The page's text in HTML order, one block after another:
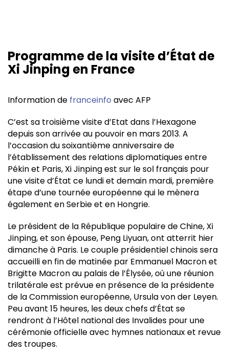
Programme de la visite d’État de
Xi Jinping en France
Information de franceinfo avec AFP
C’est sa troisième visite d’Etat dans l’Hexagone
depuis son arrivée au pouvoir en mars 2013. A
l’occasion du soixantième anniversaire de
l’établissement des relations diplomatiques entre
Pékin et Paris, Xi Jinping est sur le sol français pour
une visite d’État ce lundi et demain mardi, première
étape d’une tournée européenne qui le mènera
également en Serbie et en Hongrie.
Le président de la République populaire de Chine, Xi
Jinping, et son épouse, Peng Liyuan, ont atterrit hier
dimanche à Paris. Le couple présidentiel chinois sera
accueilli en fin de matinée par Emmanuel Macron et
Brigitte Macron au palais de l’Élysée, où une réunion
trilatérale est prévue en présence de la présidente
de la Commission européenne, Ursula von der Leyen.
Peu avant 15 heures, les deux chefs d’État se
rendront à l’Hôtel national des Invalides pour une
cérémonie officielle avec hymnes nationaux et revue
des troupes.